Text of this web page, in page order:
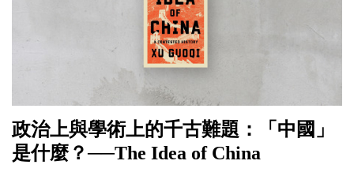
政治上與學術上的千古難題：「中國」
是什麼？──The Idea of China